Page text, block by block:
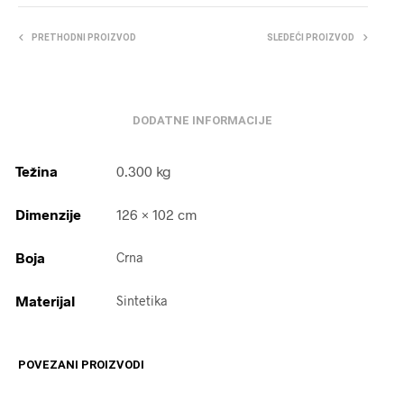
PRETHODNI PROIZVOD SLEDEĆI PROIZVOD
DODATNE INFORMACIJE
Težina 0.300 kg
Dimenzije 126 × 102 cm
Boja Crna
Materijal Sintetika
POVEZANI PROIZVODI